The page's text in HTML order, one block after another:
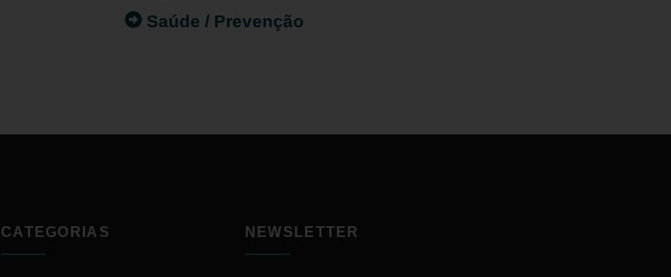
Saúde / Prevenção
CATEGORIAS NEWSLETTER